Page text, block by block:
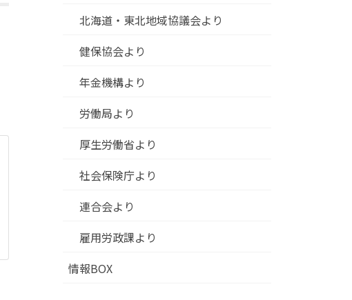
北海道・東北地域協議会より
健保協会より
年金機構より
労働局より
厚生労働省より
社会保険庁より
連合会より
雇用労政課より
情報BOX